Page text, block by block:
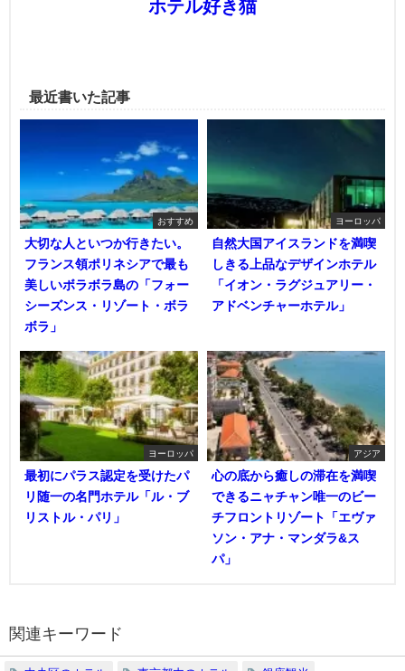
ホテル好き猫
最近書いた記事
おすすめ
大切な人といつか行きたい。
フランス領ポリネシアで最も
美しいボラボラ島の「フォー
シーズンス・リゾート・ボラ
ボラ」
ヨーロッパ
自然大国アイスランドを満喫
しきる上品なデザインホテル
「イオン・ラグジュアリー・
アドベンチャーホテル」
ヨーロッパ
最初にパラス認定を受けたパ
リ随一の名門ホテル「ル・ブ
リストル・パリ」
アジア
心の底から癒しの滞在を満喫
できるニャチャン唯一のビー
チフロントリゾート「エヴァ
ソン・アナ・マンダラ&ス
パ」
関連キーワード